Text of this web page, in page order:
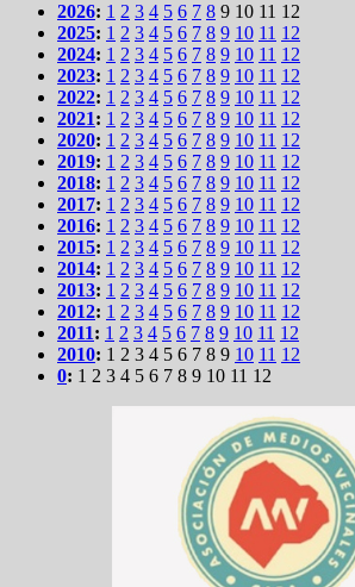
2026: 1 2 3 4 5 6 7 8 9 10 11 12
2025: 1 2 3 4 5 6 7 8 9 10 11 12
2024: 1 2 3 4 5 6 7 8 9 10 11 12
2023: 1 2 3 4 5 6 7 8 9 10 11 12
2022: 1 2 3 4 5 6 7 8 9 10 11 12
2021: 1 2 3 4 5 6 7 8 9 10 11 12
2020: 1 2 3 4 5 6 7 8 9 10 11 12
2019: 1 2 3 4 5 6 7 8 9 10 11 12
2018: 1 2 3 4 5 6 7 8 9 10 11 12
2017: 1 2 3 4 5 6 7 8 9 10 11 12
2016: 1 2 3 4 5 6 7 8 9 10 11 12
2015: 1 2 3 4 5 6 7 8 9 10 11 12
2014: 1 2 3 4 5 6 7 8 9 10 11 12
2013: 1 2 3 4 5 6 7 8 9 10 11 12
2012: 1 2 3 4 5 6 7 8 9 10 11 12
2011: 1 2 3 4 5 6 7 8 9 10 11 12
2010: 1 2 3 4 5 6 7 8 9 10 11 12
0: 1 2 3 4 5 6 7 8 9 10 11 12